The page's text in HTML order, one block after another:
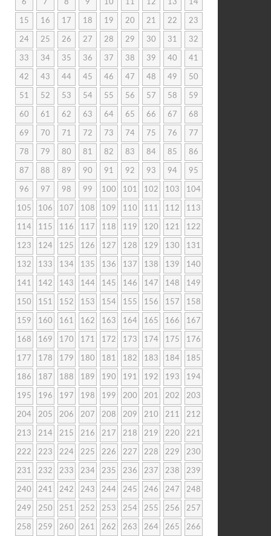
6 7 8 9 10 11 12 13 14
15 16 17 18 19 20 21 22 23
24 25 26 27 28 29 30 31 32
33 34 35 36 37 38 39 40 41
42 43 44 45 46 47 48 49 50
51 52 53 54 55 56 57 58 59
60 61 62 63 64 65 66 67 68
69 70 71 72 73 74 75 76 77
78 79 80 81 82 83 84 85 86
87 88 89 90 91 92 93 94 95
96 97 98 99 100 101 102 103 104
105 106 107 108 109 110 111 112 113
114 115 116 117 118 119 120 121 122
123 124 125 126 127 128 129 130 131
132 133 134 135 136 137 138 139 140
141 142 143 144 145 146 147 148 149
150 151 152 153 154 155 156 157 158
159 160 161 162 163 164 165 166 167
168 169 170 171 172 173 174 175 176
177 178 179 180 181 182 183 184 185
186 187 188 189 190 191 192 193 194
195 196 197 198 199 200 201 202 203
204 205 206 207 208 209 210 211 212
213 214 215 216 217 218 219 220 221
222 223 224 225 226 227 228 229 230
231 232 233 234 235 236 237 238 239
240 241 242 243 244 245 246 247 248
249 250 251 252 253 254 255 256 257
258 259 260 261 262 263 264 265 266